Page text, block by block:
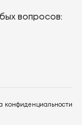
вопросов:
конфиденциальности